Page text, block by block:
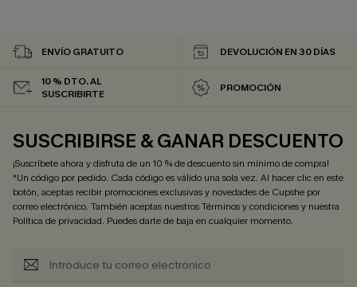
ENVÍO GRATUITO DEVOLUCIÓN EN 30 DÍAS
10 % DTO. AL
SUSCRIBIRTE
PROMOCIÓN
SUSCRIBIRSE & GANAR DESCUENTO
¡Suscríbete ahora y disfruta de un 10 % de descuento sin mínimo de compra!
*Un código por pedido. Cada código es válido una sola vez. Al hacer clic en este
botón, aceptas recibir promociones exclusivas y novedades de Cupshe por
correo electrónico. También aceptas nuestrosTérminos y condicionesy nuestra
Política de privacidad. Puedes darte de baja en cualquier momento.